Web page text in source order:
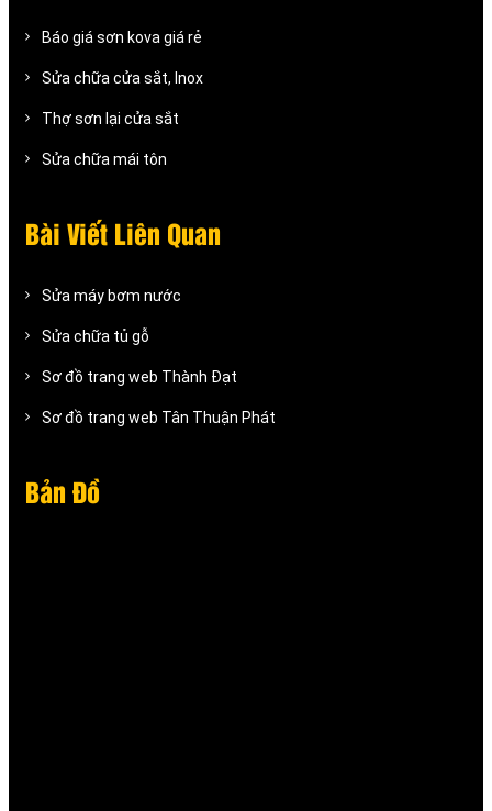
Báo giá sơn kova giá rẻ
Sửa chữa cửa sắt, Inox
Thợ sơn lại cửa sắt
Sửa chữa mái tôn
Bài Viết Liên Quan
Sửa máy bơm nước
Sửa chữa tủ gỗ
Sơ đồ trang web Thành Đạt
Sơ đồ trang web Tân Thuận Phát
Bản Đồ